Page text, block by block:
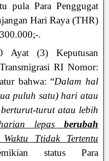
pula Para Penggugat
Hari Raya (THR)
.
Ayat (3) Keputusan
RI Nomor:
bahwa: “Dalam hal
puluh satu) hari atau
turut atau lebih
lepas berubah
Ttidak Tertentu
status Para